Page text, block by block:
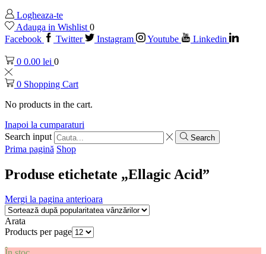
Logheaza-te
Adauga in Wishlist 0
Facebook
Twitter Instagram Youtube Linkedin
0 0.00 lei 0
0 Shopping Cart
No products in the cart.
Inapoi la cumparaturi
Search input
Search
Prima pagină Shop
Produse etichetate „Ellagic Acid”
Mergi la pagina anterioara
Arata
Products per page